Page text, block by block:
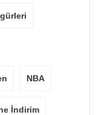
NBA
İndirim